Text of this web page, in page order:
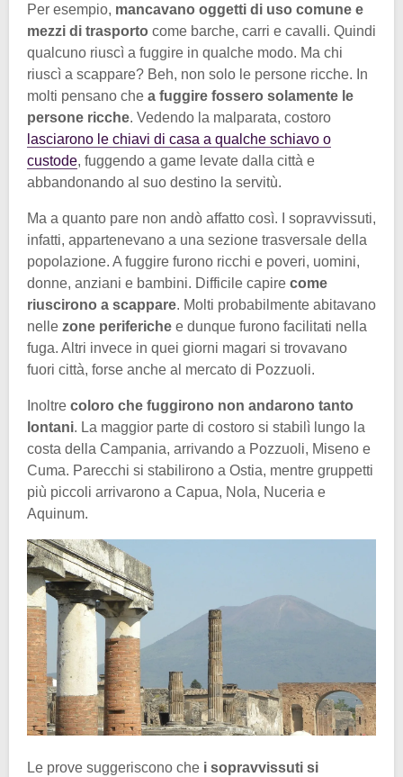
Per esempio, mancavano oggetti di uso comune e
mezzi di trasporto come barche, carri e cavalli. Quindi
qualcuno riuscì a fuggire in qualche modo. Ma chi
riuscì a scappare? Beh, non solo le persone ricche. In
molti pensano che a fuggire fossero solamente le
persone ricche. Vedendo la malparata, costoro
lasciarono le chiavi di casa a qualche schiavo o
custode, fuggendo a game levate dalla città e
abbandonando al suo destino la servitù.
Ma a quanto pare non andò affatto così. I sopravvissuti,
infatti, appartenevano a una sezione trasversale della
popolazione. A fuggire furono ricchi e poveri, uomini,
donne, anziani e bambini. Difficile capire come
riuscirono a scappare. Molti probabilmente abitavano
nelle zone periferiche e dunque furono facilitati nella
fuga. Altri invece in quei giorni magari si trovavano
fuori città, forse anche al mercato di Pozzuoli.
Inoltre coloro che fuggirono non andarono tanto
lontani. La maggior parte di costoro si stabilì lungo la
costa della Campania, arrivando a Pozzuoli, Miseno e
Cuma. Parecchi si stabilirono a Ostia, mentre gruppetti
più piccoli arrivarono a Capua, Nola, Nuceria e
Aquinum.
Le prove suggeriscono che i sopravvissuti si